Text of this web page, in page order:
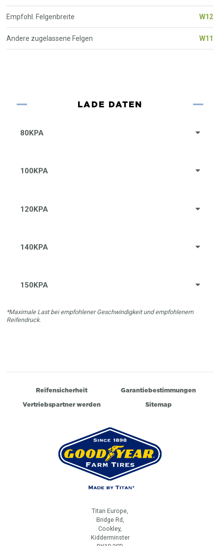
Empfohl. Felgenbreite W12
Andere zugelassene Felgen W11
LADE DATEN
80KPA
100KPA
120KPA
140KPA
150KPA
*Maximale Last bei empfohlener Geschwindigkeit und empfohlenem
Reifendruck.
Reifensicherheit
Garantiebestimmungen
Vertriebspartner werden
Sitemap
Titan Europe,
Bridge Rd,
Cookley,
Kidderminster